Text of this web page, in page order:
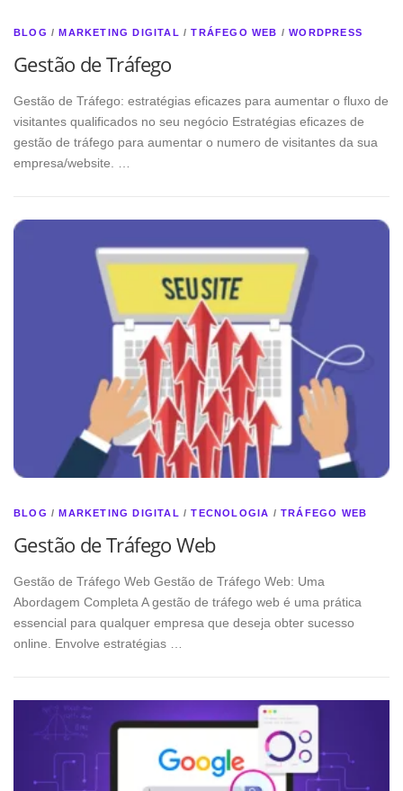
BLOG /MARKETING DIGITAL /TRÁFEGO WEB /WORDPRESS
Gestão de Tráfego
Gestão de Tráfego: estratégias eficazes para aumentar o fluxo de
visitantes qualificados no seu negócio Estratégias eficazes de
gestão de tráfego para aumentar o numero de visitantes da sua
empresa/website. …
BLOG /MARKETING DIGITAL /TECNOLOGIA /TRÁFEGO WEB
Gestão de Tráfego Web
Gestão de Tráfego Web Gestão de Tráfego Web: Uma
Abordagem Completa A gestão de tráfego web é uma prática
essencial para qualquer empresa que deseja obter sucesso
online. Envolve estratégias …